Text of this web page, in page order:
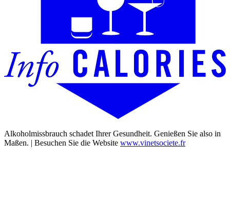
Alkoholmissbrauch schadet Ihrer Gesundheit. Genießen Sie also in
Maßen. | Besuchen Sie die Website www.vinetsociete.fr